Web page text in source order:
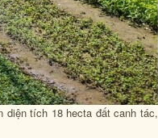
diện tích 18 hecta đất canh tác,